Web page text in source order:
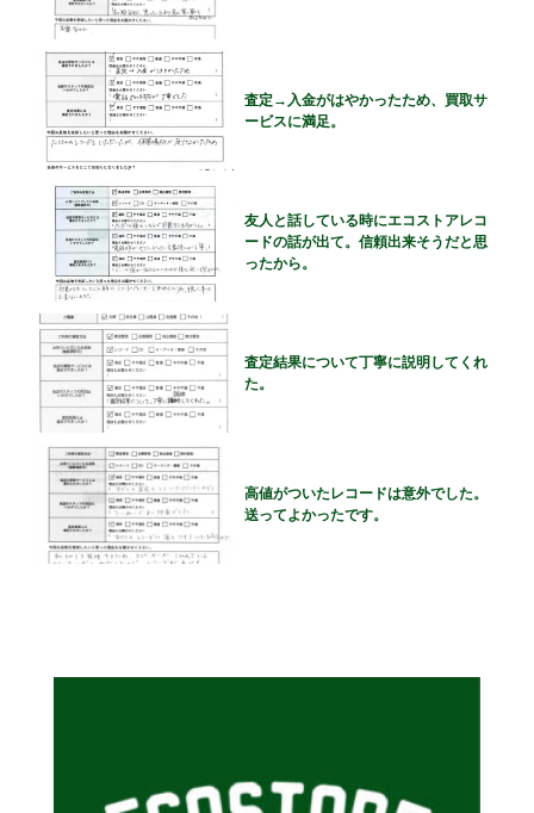
査定→入金がはやかったため、買取サ
ービスに満足。
友人と話している時にエコストアレコ
ードの話が出て。信頼出来そうだと思
ったから。
査定結果について丁寧に説明してくれ
た。
高値がついたレコードは意外でした。
送ってよかったです。